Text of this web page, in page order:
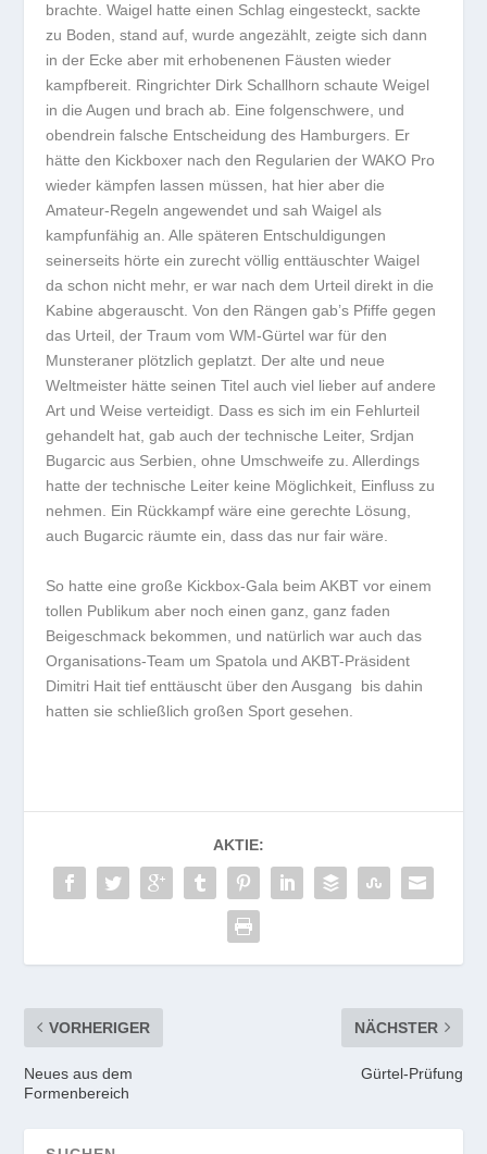
brachte. Waigel hatte einen Schlag eingesteckt, sackte
zu Boden, stand auf, wurde angezählt, zeigte sich dann
in der Ecke aber mit erhobenenen Fäusten wieder
kampfbereit. Ringrichter Dirk Schallhorn schaute Weigel
in die Augen und brach ab. Eine folgenschwere, und
obendrein falsche Entscheidung des Hamburgers. Er
hätte den Kickboxer nach den Regularien der WAKO Pro
wieder kämpfen lassen müssen, hat hier aber die
Amateur-Regeln angewendet und sah Waigel als
kampfunfähig an. Alle späteren Entschuldigungen
seinerseits hörte ein zurecht völlig enttäuschter Waigel
da schon nicht mehr, er war nach dem Urteil direkt in die
Kabine abgerauscht. Von den Rängen gab’s Pfiffe gegen
das Urteil, der Traum vom WM-Gürtel war für den
Munsteraner plötzlich geplatzt. Der alte und neue
Weltmeister hätte seinen Titel auch viel lieber auf andere
Art und Weise verteidigt. Dass es sich im ein Fehlurteil
gehandelt hat, gab auch der technische Leiter, Srdjan
Bugarcic aus Serbien, ohne Umschweife zu. Allerdings
hatte der technische Leiter keine Möglichkeit, Einfluss zu
nehmen. Ein Rückkampf wäre eine gerechte Lösung,
auch Bugarcic räumte ein, dass das nur fair wäre.
So hatte eine große Kickbox-Gala beim AKBT vor einem
tollen Publikum aber noch einen ganz, ganz faden
Beigeschmack bekommen, und natürlich war auch das
Organisations-Team um Spatola und AKBT-Präsident
Dimitri Hait tief enttäuscht über den Ausgang bis dahin
hatten sie schließlich großen Sport gesehen.
AKTIE:
VORHERIGER
Neues aus dem
Formenbereich
NÄCHSTER
Gürtel-Prüfung